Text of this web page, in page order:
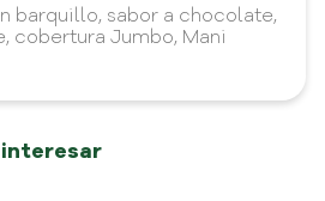
barquillo, sabor a chocolate,
cobertura Jumbo, Mani
interesar